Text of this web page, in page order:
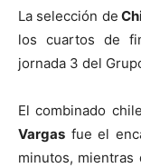
La selección de
los cuartos de
jornada 3 del
El combinado
Vargas fue el
minutos, mientras